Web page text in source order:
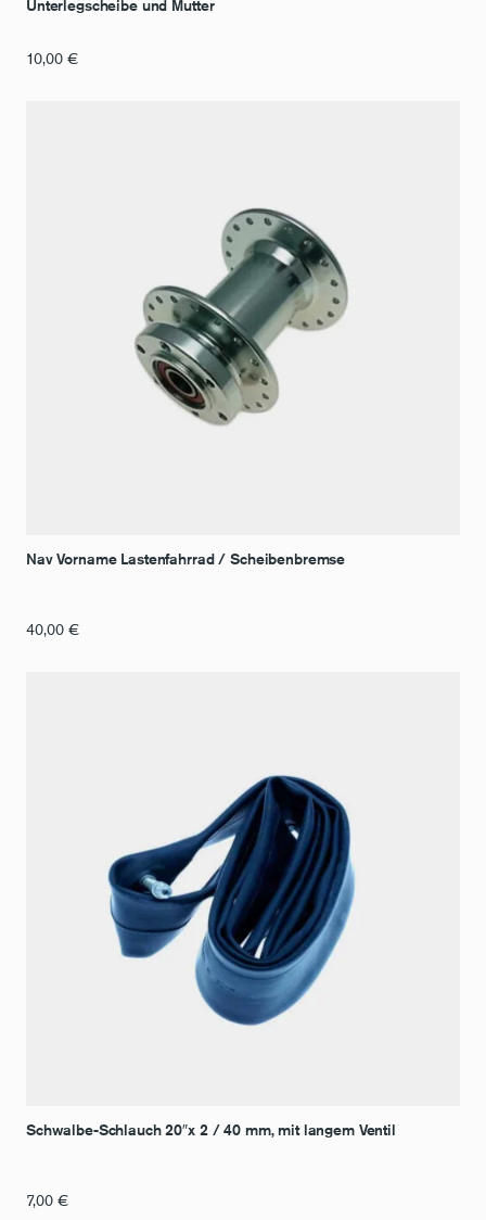
Unterlegscheibe und Mutter
10,00 €
Nav Vorname Lastenfahrrad / Scheibenbremse
40,00 €
Schwalbe-Schlauch 20″x 2 / 40 mm, mit langem Ventil
7,00 €